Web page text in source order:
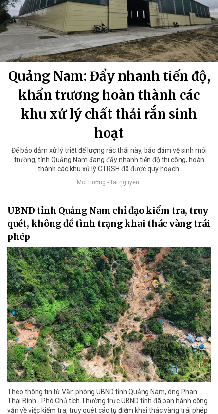
Quảng Nam: Đẩy nhanh tiến độ,
khẩn trương hoàn thành các
khu xử lý chất thải rắn sinh
hoạt
Để bảo đảm xử lý triệt để lượng rác thải này, bảo đảm vệ sinh môi
trường, tỉnh Quảng Nam đang đẩy nhanh tiến độ thi công, hoàn
thành các khu xử lý CTRSH đã được quy hoạch.
Môi trường - Tài nguyên
UBND tỉnh Quảng Nam chỉ đạo kiểm tra, truy
quét, không để tình trạng khai thác vàng trái
phép
Theo thông tin từ Văn phòng UBND tỉnh Quảng Nam, ông Phan
Thái Bình - Phó Chủ tịch Thường trực UBND tỉnh đã ban hành công
văn về việc kiểm tra, truy quét các tụ điểm khai thác vàng trái phép